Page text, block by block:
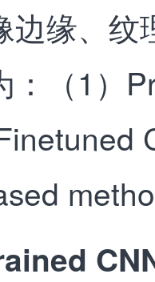
边缘、纹
：（1）